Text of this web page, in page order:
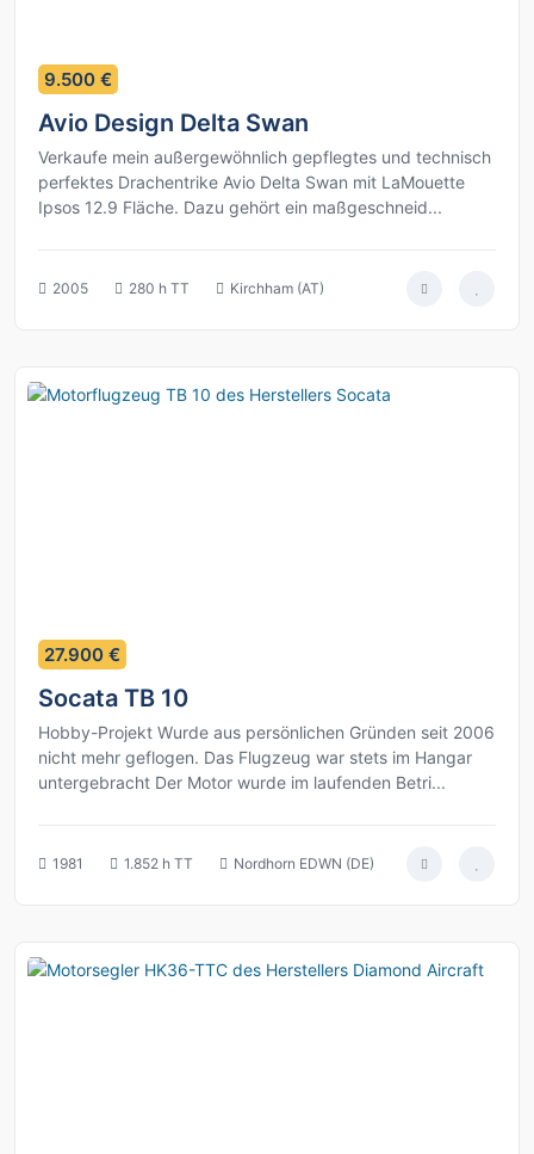
11
9.500 €
Avio Design Delta Swan
Verkaufe mein außergewöhnlich gepflegtes und technisch
perfektes Drachentrike Avio Delta Swan mit LaMouette
Ipsos 12.9 Fläche. Dazu gehört ein maßgeschneid...
2005 280 h TT Kirchham (AT)
10
27.900 €
Socata TB 10
Hobby-Projekt Wurde aus persönlichen Gründen seit 2006
nicht mehr geflogen. Das Flugzeug war stets im Hangar
untergebracht Der Motor wurde im laufenden Betri...
1981 1.852 h TT Nordhorn EDWN (DE)